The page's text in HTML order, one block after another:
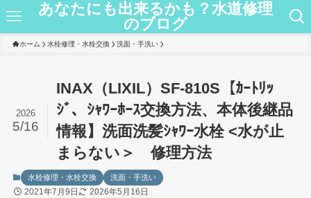
あなたにも出来るかも？水道修理
のブログ
ホーム 水栓修理・水栓交換 洗面・手洗い
INAX（LIXIL）SF-810S【ｶｰﾄﾘｯ
ｼﾞ、ｼｬﾜｰﾎｰｽ交換方法、本体後継品
情報】洗面洗髪ｼｬﾜｰ水栓 <水が止
まらない＞ 修理方法
2026
5/16
水栓修理・水栓交換 洗面・手洗い
2021年7月9日 2026年5月16日